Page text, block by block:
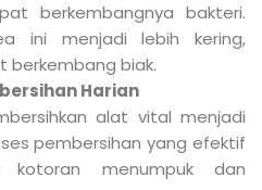
berkembangnya bakteri.
ini menjadi lebih kering,
berkembang biak.
Harian
alat vital menjadi
pembersihan yang efektif
kotoran menumpuk dan